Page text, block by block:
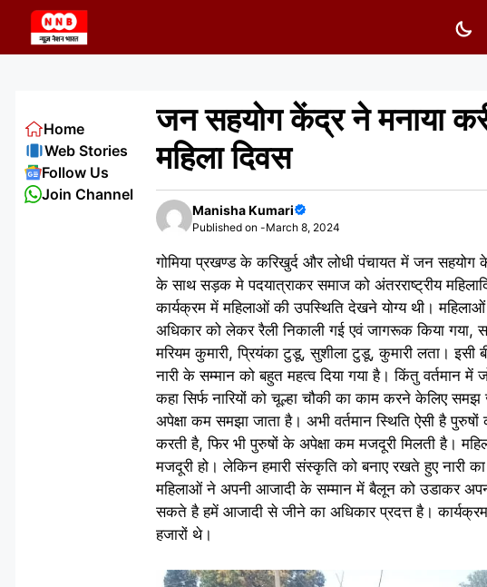
content
जन सहयोग केंद्र ने मनाया
महिला दिवस
Manisha Kumari
Published on -March 8, 2024
गोमिया प्रखण्ड के करिखुर्द और लोधी पंचायत में जन सहयोग
के साथ सड़क मे पदयात्राकर समाज को अंतरराष्ट्रीय
कार्यक्रम में महिलाओं की उपस्थिति देखने योग्य थी।
अधिकार को लेकर रैली निकाली गई एवं जागरूक किया गया,
मरियम कुमारी, प्रियंका टुडू, सुशीला टुडू, कुमारी लता। इसी
नारी के सम्मान को बहुत महत्व दिया गया है। किंतु वर्तमान
कहा सिर्फ नारियों को चूल्हा चौकी का काम करने केलिए
अपेक्षा कम समझा जाता है। अभी वर्तमान स्थिति ऐसी है
करती है, फिर भी पुरुषों के अपेक्षा कम मजदूरी मिलती है।
मजदूरी हो। लेकिन हमारी संस्कृति को बनाए रखते हुए नारी
महिलाओं ने अपनी आजादी के सम्मान में बैलून को उडाकर
सकते है हमें आजादी से जीने का अधिकार प्रदत्त है। कार्यक्रम
हजारों थे।
Home
Web Stories
Follow Us
Join Channel